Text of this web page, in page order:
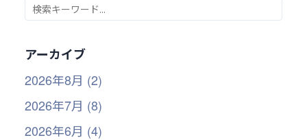
アーカイブ
2026年8月 (2)
2026年7月 (8)
2026年6月 (4)